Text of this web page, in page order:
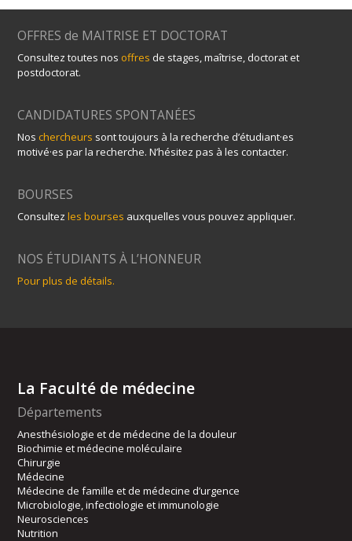
OFFRES de MAITRISE ET DOCTORAT
Consultez toutes nos offres de stages, maîtrise, doctorat et
postdoctorat.
CANDIDATURES SPONTANÉES
Noschercheurs sont toujours à la recherche d’étudiant·es
motivé·es par la recherche. N’hésitez pas à les contacter.
BOURSES
Consultezles bourses auxquelles vous pouvez appliquer.
NOS ÉTUDIANTS À L’HONNEUR
Pour plus de détails.
La Faculté de médecine
Départements
Anesthésiologie et de médecine de la douleur
Biochimie et médecine moléculaire
Chirurgie
Médecine
Médecine de famille et de médecine d’urgence
Microbiologie, infectiologie et immunologie
Neurosciences
Nutrition